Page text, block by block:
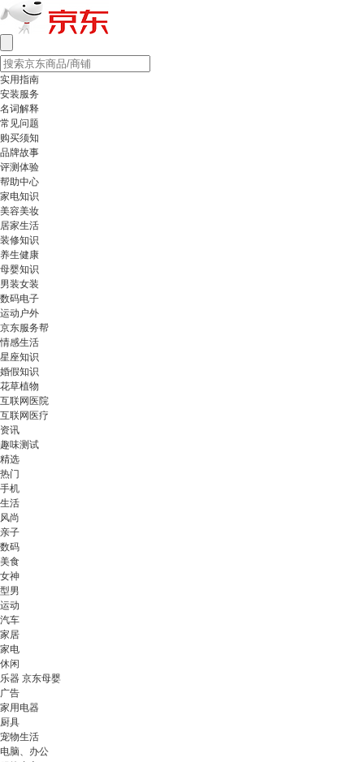
实用指南
安装服务
名词解释
常见问题
购买须知
品牌故事
评测体验
帮助中心
家电知识
美容美妆
居家生活
装修知识
养生健康
母婴知识
男装女装
数码电子
运动户外
京东服务帮
情感生活
星座知识
婚假知识
花草植物
互联网医院
互联网医疗
资讯
趣味测试
精选
热门
手机
生活
风尚
亲子
数码
美食
女神
型男
运动
汽车
家居
家电
休闲
乐器 京东母婴
广告
家用电器
厨具
宠物生活
电脑、办公